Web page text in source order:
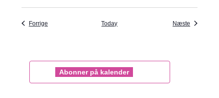
ForrigeBegivenheder Today Næste
Abonner på kalender